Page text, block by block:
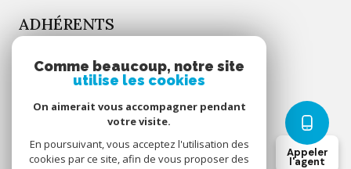
Appeler
l'agent
ADHÉRENTS
Nos partenaires
Comme beaucoup, notre site
utilise les cookies
On aimerait vous accompagner pendant
votre visite.
En poursuivant, vous acceptez l'utilisation des
cookies par ce site, afin de vous proposer des